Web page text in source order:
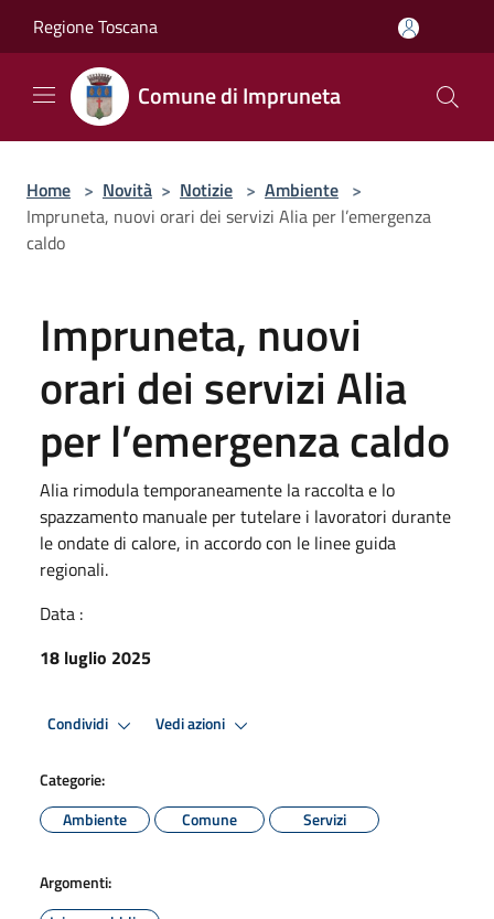
Regione Toscana
Comune di Impruneta
Home > Novità > Notizie > Ambiente >
Impruneta, nuovi orari dei servizi Alia per l’emergenza
caldo
Impruneta, nuovi
orari dei servizi Alia
per l’emergenza caldo
Alia rimodula temporaneamente la raccolta e lo
spazzamento manuale per tutelare i lavoratori durante
le ondate di calore, in accordo con le linee guida
regionali.
Data :
18 luglio 2025
Condividi Vedi azioni
Categorie:
Ambiente
Comune Servizi
Argomenti: